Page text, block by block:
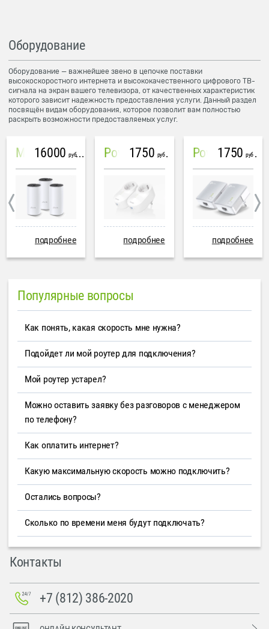
Оборудование
Оборудование — важнейшее звено в цепочке поставки
высокоскоростного интернета и высококачественного цифрового ТВ-
сигнала на экран вашего телевизора, от качественных характеристик
которого зависит надежность предоставления услуги. Данный раздел
посвящён видам оборудования, которое позволит вам полностью
раскрыть возможности предоставляемых услуг.
Mesh система TP-Link Deco M4 (3 устройства)
16000 руб
подробнее
PowerLine Tenda PH6
1750 руб
подробнее
PowerLine TP-Link AV600
1750 руб
подробнее
Популярные вопросы
Как понять, какая скорость мне нужна?
Подойдет ли мой роутер для подключения?
Мой роутер устарел?
Можно оставить заявку без разговоров с менеджером
по телефону?
Как оплатить интернет?
Какую максимальную скорость можно подключить?
Остались вопросы?
Сколько по времени меня будут подключать?
Контакты
+7 (812) 386-2020